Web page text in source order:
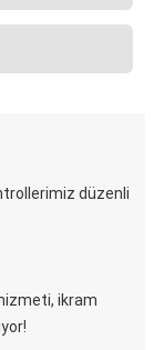
düzenli
ikram